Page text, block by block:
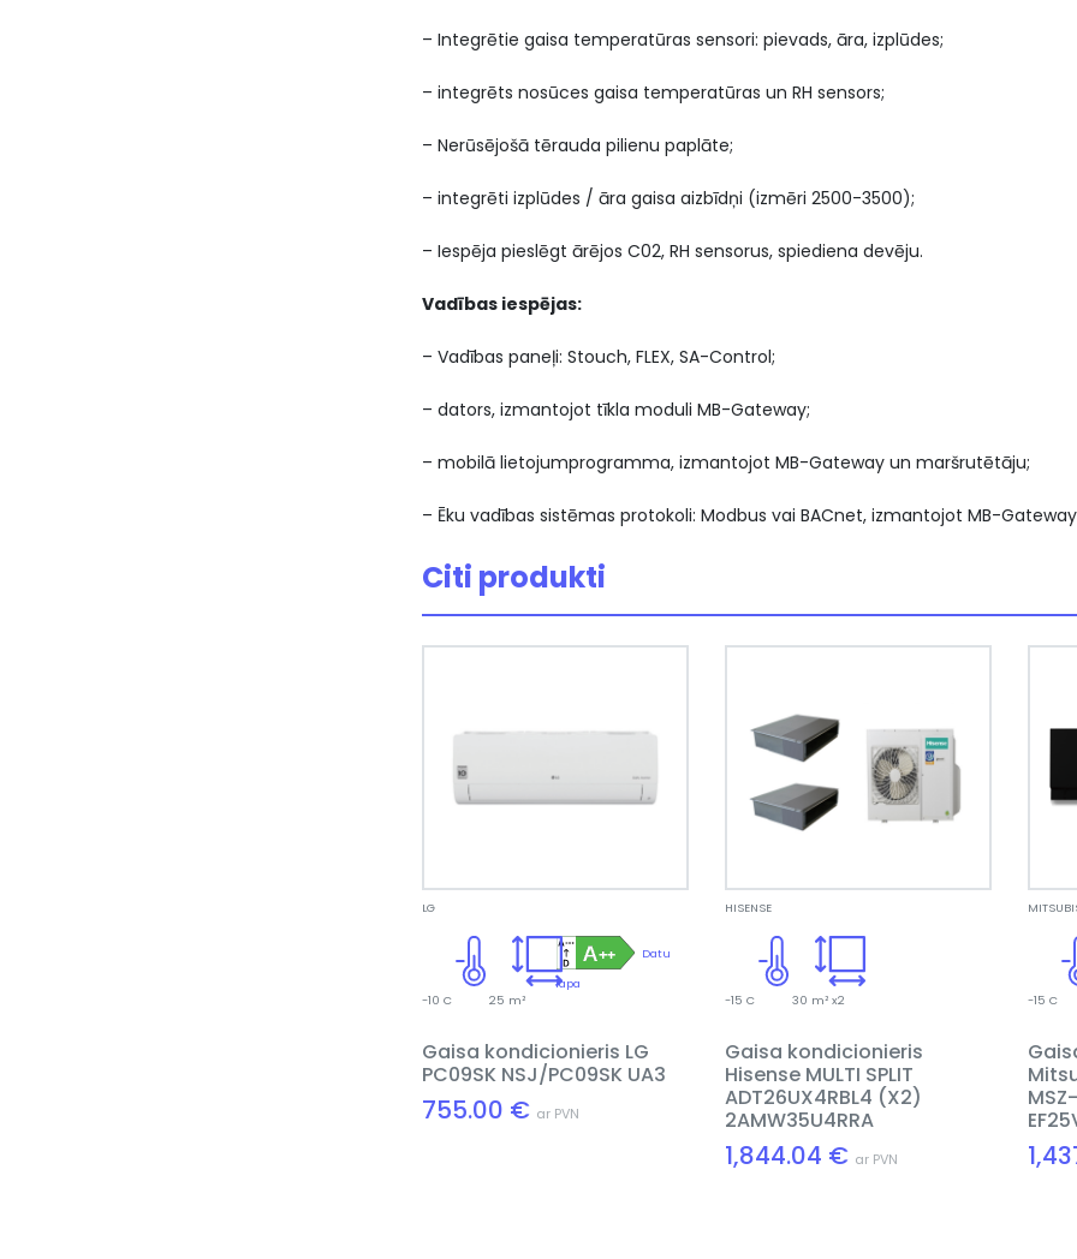
– Integrētie gaisa temperatūras sensori: pievads, āra, izplūdes;
– integrēts nosūces gaisa temperatūras un RH sensors;
– Nerūsējošā tērauda pilienu paplāte;
– integrēti izplūdes / āra gaisa aizbīdņi (izmēri 2500-3500);
– Iespēja pieslēgt ārējos C02, RH sensorus, spiediena devēju.
Vadības iespējas:
– Vadības paneļi: Stouch, FLEX, SA-Control;
– dators, izmantojot tīkla moduli MB-Gateway;
– mobilā lietojumprogramma, izmantojot MB-Gateway un maršrutētāju;
– Ēku vadības sistēmas protokoli: Modbus vai BACnet, izmantojot MB-
Citi produkti
LG
Datu
lapa
25 m²
-10 C
Gaisa kondicionieris LG
PC09SK NSJ/PC09SK UA3
755.00 € ar PVN
HISENSE
30 m² x2
-15 C
Gaisa kondicionieris
Hisense MULTI SPLIT
ADT26UX4RBL4 (X2)
2AMW35U4RRA
1,844.04 € ar PVN
-15 C